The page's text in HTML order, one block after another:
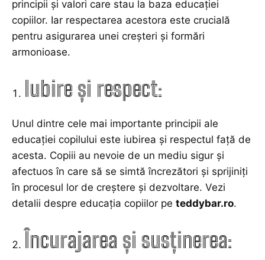
principii și valori care stau la baza educației
copiilor. Iar respectarea acestora este crucială
pentru asigurarea unei creșteri și formări
armonioase.
Iubire și respect:
Unul dintre cele mai importante principii ale
educației copilului este iubirea și respectul față de
acesta. Copiii au nevoie de un mediu sigur și
afectuos în care să se simtă încrezători și sprijiniți
în procesul lor de creștere și dezvoltare. Vezi
detalii despre educația copiilor pe teddybar.ro.
Încurajarea și susținerea: